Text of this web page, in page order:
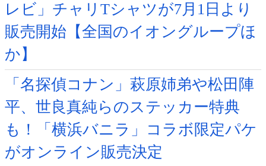
レビ」チャリTシャツが7月1日より
販売開始【全国のイオングループほ
か】
「名探偵コナン」萩原姉弟や松田陣
平、世良真純らのステッカー特典
も！「横浜バニラ」コラボ限定パケ
がオンライン販売決定